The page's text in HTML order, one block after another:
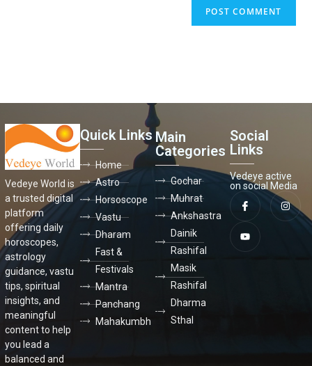
Vedeye World is
a trusted digital
platform
offering daily
horoscopes,
astrology
guidance, vastu
tips, spiritual
insights, and
meaningful
content to help
you lead a
balanced and
Quick Links
Home
Astro
Horsoscope
Vastu
Dharam
Fast &
Festivals
Mantra
Panchang
Mahakumbh
Main
Categories
Gochar
Muhrat
Ankshastra
Dainik
Rashifal
Masik
Rashifal
Dharma
Sthal
Social
Links
Vedeye active
on social Media